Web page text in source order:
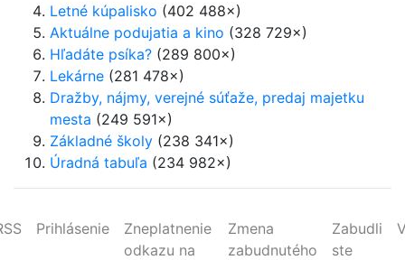
Letné kúpalisko (402 488×)
Aktuálne podujatia a kino (328 729×)
Hľadáte psíka? (289 800×)
Lekárne (281 478×)
Dražby, nájmy, verejné súťaže, predaj majetku
mesta (249 591×)
Základné školy (238 341×)
Úradná tabuľa (234 982×)
Prihlásenie
Zneplatnenie
odkazu na
Zmena
zabudnutého
Zabudli
ste